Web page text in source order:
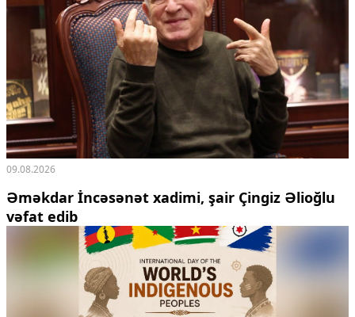
09.08.2026
Əməkdar İncəsənət xadimi, şair Çingiz Əlioğlu
vəfat edib